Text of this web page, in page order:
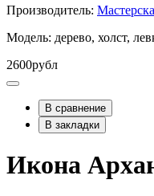
Производитель:
Модель: дерево, холст,
2600рубл
В сравнение
В закладки
Икона